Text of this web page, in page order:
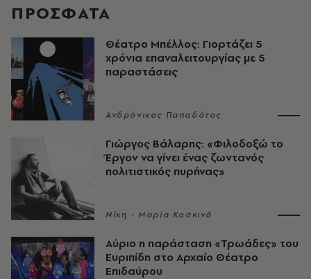
ΠΡΟΣΦΑΤΑ
Θέατρο Μπέλλος: Γιορτάζει 5
χρόνια επαναλειτουργίας με 5
παραστάσεις
Ανδρόνικος Παπαδάτος
Γιώργος Βάλαρης: «Φιλοδοξώ το
Έργον να γίνει ένας ζωντανός
πολιτιστικός πυρήνας»
Νίκη - Μαρία Κοσκινά
Αύριο η παράσταση «Τρωάδες» του
Ευριπίδη στο Αρχαίο Θέατρο
Επιδαύρου